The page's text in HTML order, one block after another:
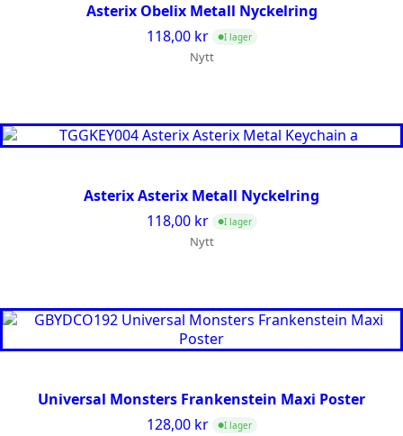
Asterix Obelix Metall Nyckelring
118,00 kr ●I lager
Nytt
Asterix Asterix Metall Nyckelring
118,00 kr ●I lager
Nytt
Universal Monsters Frankenstein Maxi Poster
128,00 kr ●I lager